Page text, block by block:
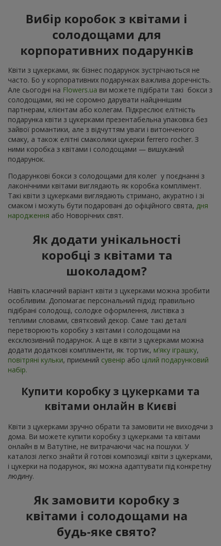
Вибір коробок з квітами і
солодощами для
корпоративних подарунків
Квіти з цукерками, як бізнес подарунок зустрічаються не
часто. Бо у корпоративних подарунках важлива доречність.
Але сьогодні на Flowers.ua ви можете підібрати такі бокси з
солодощами, які не соромно дарувати найціннішим
партнерам, клієнтам або колегам. Підкреслює елітність
подарунка квіти з цукерками презентабельна упаковка без
зайвої романтики, але з відчуттям уваги і витонченого
смаку, а також елітні смаколики цукерки ferrero rocher. З
ними коробка з квітами і солодощами — вишуканий
подарунок.
Подарункові бокси з солодощами для колег у поєднанні з
лаконічними квітами виглядають як коробка комплімент.
Такі квіти з цукерками виглядають стримано, акуратно і зі
смаком і можуть бути подаровані до офіційного свята, дня
народження або Новорічних свят.
Як додати унікальності
коробці з квітами та
шоколадом?
Навіть класичний варіант квіти з цукерками можна зробити
особливим. Допомагає персональний підхід: правильно
підібрані солодощі, солодке оформлення, листівка з
теплими словами, святковий декор. Саме такі деталі
перетворюють коробку з квітами і солодощами на
ексклюзивний подарунок. А ще в квіти з цукерками можна
додати додаткові компліменти, як тортик, м’яку іграшку,
повітряні кульки, приємний сувенір або цілий подарунковий
набір.
Купити коробку з цукерками та
квітами онлайн в Києві
Квіти з цукерками зручно обрати та замовити не виходячи з
дома. Ви можете купити коробку з цукерками та квітами
онлайн в м Ватутіне, не витрачаючи час на пошуки. У
каталозі легко знайти й готові композиції квіти з цукерками,
і цукерки на подарунок, які можна адаптувати під конкретну
людину.
Як замовити коробку з
квітами і солодощами на
будь-яке свято?